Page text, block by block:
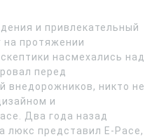
и привлекательный
на протяжении
насмехались над
перед
внедорожников, никто не
и
Два года назад
люкс представил E-Pace,